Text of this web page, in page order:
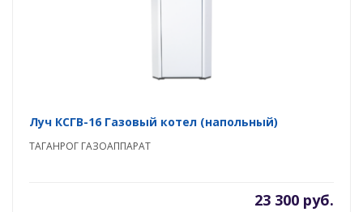
Луч КСГВ-16 Газовый котел (напольный)
ТАГАНРОГ ГАЗОАППАРАТ
23 300 руб.